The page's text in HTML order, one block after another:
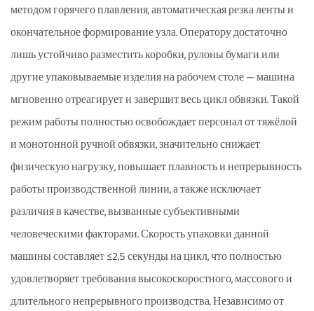
методом горячего плавления, автоматическая резка ленты и
окончательное формирование узла. Оператору достаточно
лишь устойчиво разместить коробки, рулоны бумаги или
другие упаковываемые изделия на рабочем столе — машина
мгновенно отреагирует и завершит весь цикл обвязки. Такой
режим работы полностью освобождает персонал от тяжёлой
и монотонной ручной обвязки, значительно снижает
физическую нагрузку, повышает плавность и непрерывность
работы производственной линии, а также исключает
различия в качестве, вызванные субъективными
человеческими факторами. Скорость упаковки данной
машины составляет ≤2,5 секунды на цикл, что полностью
удовлетворяет требования высокоскоростного, массового и
длительного непрерывного производства. Независимо от